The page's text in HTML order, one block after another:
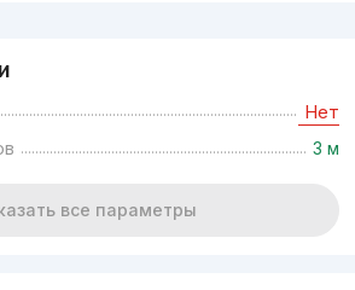
Нет
3 м
все параметры